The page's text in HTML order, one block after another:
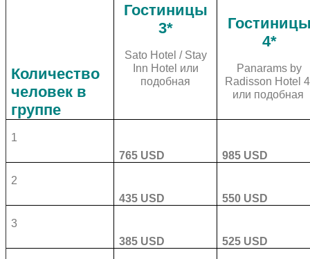
Количество
человек в
группе
Гостиницы
3*
Sato Hotel / Stay
Inn Hotel или
подобная
4*
Panarams by
Radisson Hotel
или подобная
1
765 USD
985 USD
2
435 USD
550 USD
3
385 USD
525 USD